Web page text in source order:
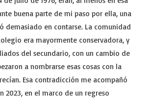
buena parte de mi paso por ella, una
demasiado en contarse. La comunidad
era mayormente conservadora, y
del secundario, con un cambio de
a nombrarse esas cosas con la
Esa contradicción me acompañó
2023, en el marco de un regreso